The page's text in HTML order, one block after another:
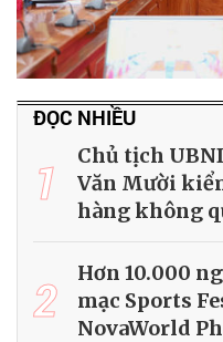
ĐỌC NHIỀU
1
Chủ tịch
Văn Mười
hàng không
2
Hơn 10.000
mạc Sports
NovaWorld